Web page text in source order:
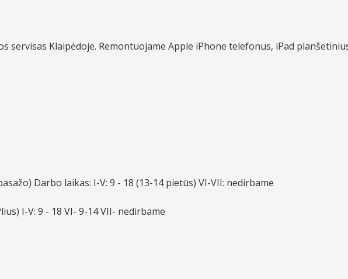
servisas Klaipėdoje. Remontuojame Apple iPhone telefonus, iPad
Darbo laikas: I-V: 9 - 18 (13-14 pietūs) VI-VII: nedirbame
I-V: 9 - 18 VI- 9-14 VII- nedirbame